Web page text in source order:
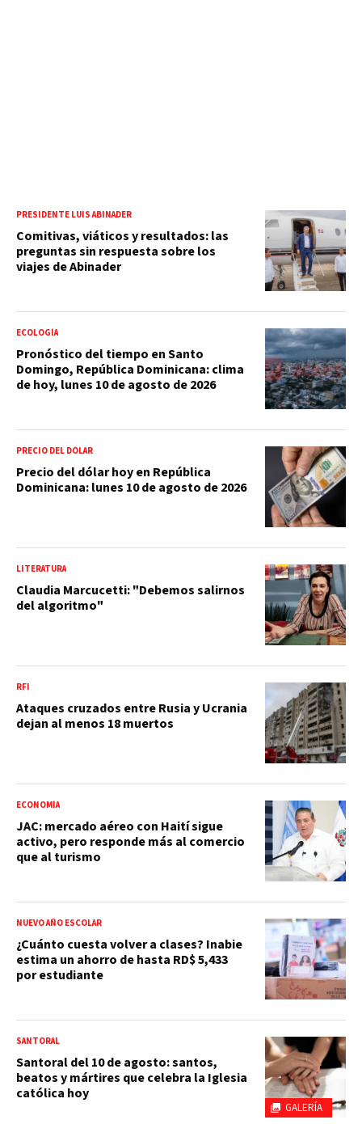
PRESIDENTE LUIS ABINADER
Comitivas, viáticos y resultados: las
preguntas sin respuesta sobre los
viajes de Abinader
ECOLOGÍA
Pronóstico del tiempo en Santo
Domingo, República Dominicana: clima
de hoy, lunes 10 de agosto de 2026
PRECIO DEL DÓLAR
Precio del dólar hoy en República
Dominicana: lunes 10 de agosto de 2026
LITERATURA
Claudia Marcucetti: "Debemos salirnos
del algoritmo"
RFI
Ataques cruzados entre Rusia y Ucrania
dejan al menos 18 muertos
ECONOMÍA
JAC: mercado aéreo con Haití sigue
activo, pero responde más al comercio
que al turismo
NUEVO AÑO ESCOLAR
¿Cuánto cuesta volver a clases? Inabie
estima un ahorro de hasta RD$ 5,433
por estudiante
GALERÍA
SANTORAL
Santoral del 10 de agosto: santos,
beatos y mártires que celebra la Iglesia
católica hoy